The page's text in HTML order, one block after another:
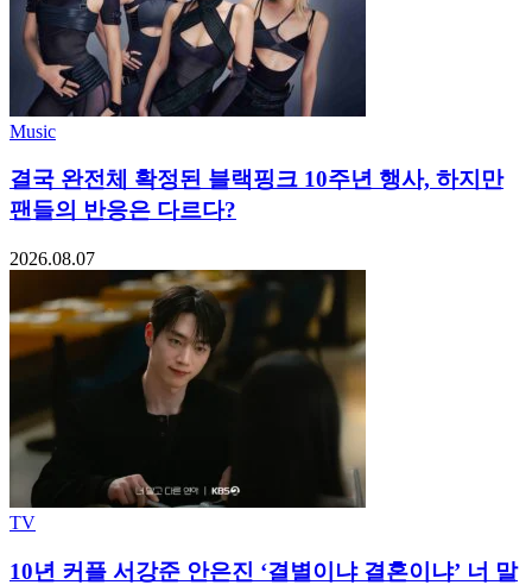
Music
결국 완전체 확정된 블랙핑크 10주년 행사, 하지만
팬들의 반응은 다르다?
2026.08.07
TV
10년 커플 서강준 안은진 ‘결별이냐 결혼이냐’ 너 말